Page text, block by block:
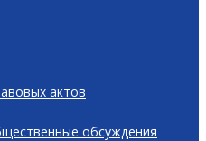
актов
обсуждения